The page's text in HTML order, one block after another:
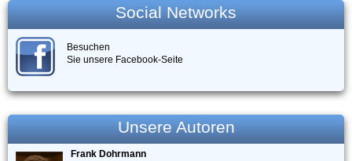
Social Networks
Besuchen
Sie unsere Facebook-Seite
Unsere Autoren
Frank Dohrmann